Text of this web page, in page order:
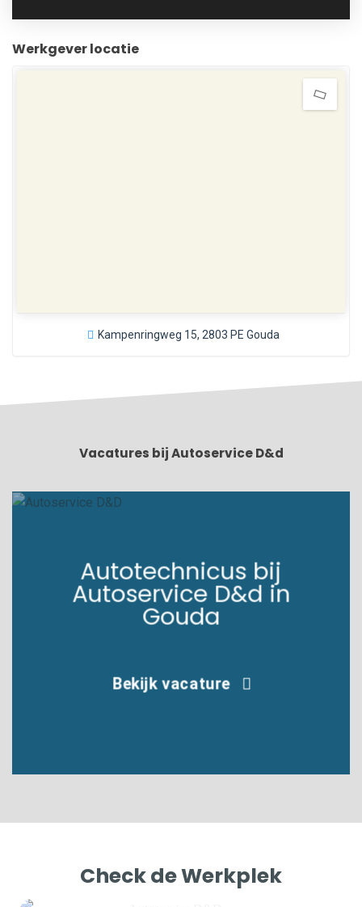
Werkgever locatie
Kampenringweg 15, 2803 PE Gouda
Vacatures bij Autoservice D&d
Autotechnicus bij
Autoservice D&d in
Gouda
Bekijk vacature
Check de Werkplek